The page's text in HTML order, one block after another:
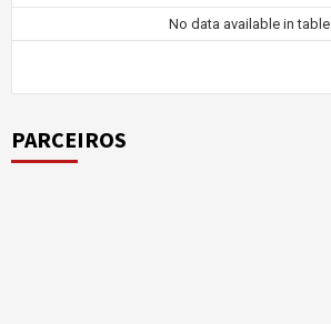
No data available in table
PARCEIROS